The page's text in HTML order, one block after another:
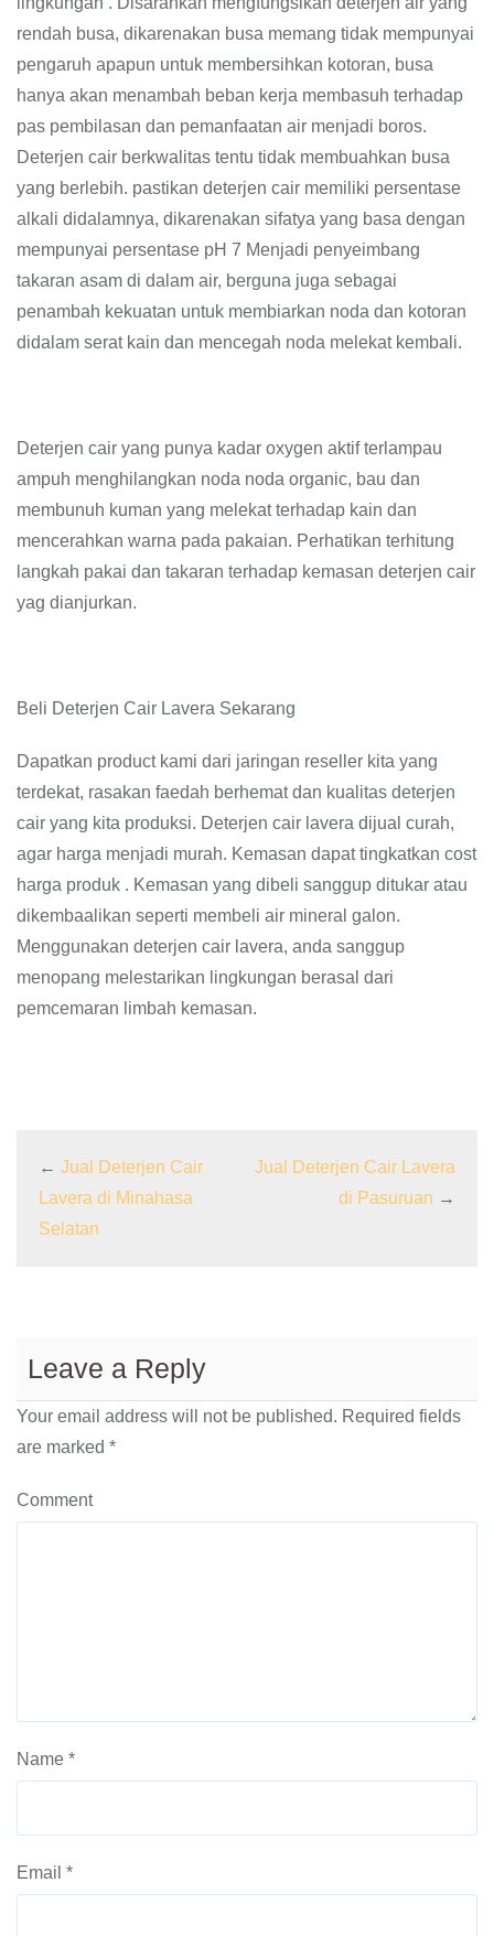
rendah busa, dikarenakan busa memang tidak mempunyai
pengaruh apapun untuk membersihkan kotoran, busa
hanya akan menambah beban kerja membasuh terhadap
pas pembilasan dan pemanfaatan air menjadi boros.
Deterjen cair berkwalitas tentu tidak membuahkan busa
yang berlebih. pastikan deterjen cair memiliki persentase
alkali didalamnya, dikarenakan sifatya yang basa dengan
mempunyai persentase pH 7 Menjadi penyeimbang
takaran asam di dalam air, berguna juga sebagai
penambah kekuatan untuk membiarkan noda dan kotoran
didalam serat kain dan mencegah noda melekat kembali.
Deterjen cair yang punya kadar oxygen aktif terlampau
ampuh menghilangkan noda noda organic, bau dan
membunuh kuman yang melekat terhadap kain dan
mencerahkan warna pada pakaian. Perhatikan terhitung
langkah pakai dan takaran terhadap kemasan deterjen cair
yag dianjurkan.
Beli Deterjen Cair Lavera Sekarang
Dapatkan product kami dari jaringan reseller kita yang
terdekat, rasakan faedah berhemat dan kualitas deterjen
cair yang kita produksi. Deterjen cair lavera dijual curah,
agar harga menjadi murah. Kemasan dapat tingkatkan cost
harga produk . Kemasan yang dibeli sanggup ditukar atau
dikembaalikan seperti membeli air mineral galon.
Menggunakan deterjen cair lavera, anda sanggup
menopang melestarikan lingkungan berasal dari
pemcemaran limbah kemasan.
← Jual Deterjen Cair
Lavera di Minahasa
Selatan
Jual Deterjen Cair Lavera
di Pasuruan →
Leave a Reply
Your email address will not be published. Required fields
are marked *
Comment
Name *
Email *